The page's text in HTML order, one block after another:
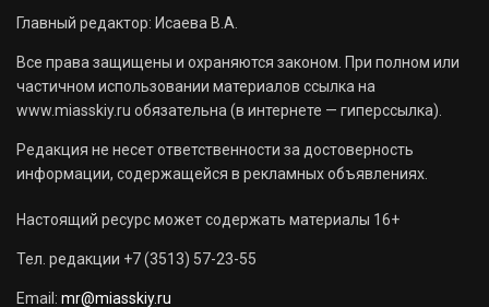
Главный редактор: Исаева В.А.
Все права защищены и охраняются законом. При полном или
частичном использовании материалов ссылка на
www.miasskiy.ru обязательна (в интернете — гиперссылка).
Редакция не несет ответственности за достоверность
информации, содержащейся в рекламных объявлениях.
Настоящий ресурс может содержать материалы 16+
Тел. редакции +7 (3513) 57-23-55
Email: mr@miasskiy.ru